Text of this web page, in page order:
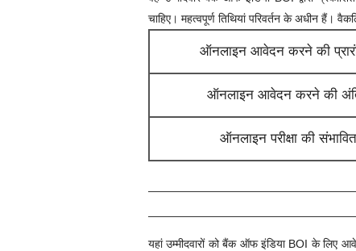
चाहिए। महत्वपूर्ण तिथियां परिवर्तन के अधीन हैं।
ऑनलाइन आवेदन करने की
ऑनलाइन आवेदन करने की
ऑनलाइन परीक्षा की
यहां उम्मीदवारों कोबैंक ऑफ इंडिया BOI के लिए